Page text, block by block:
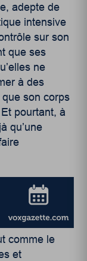
adepte de
intensive
sur son
que ses
ne
à des
son corps
pourtant, à
qu’une
comme le
et